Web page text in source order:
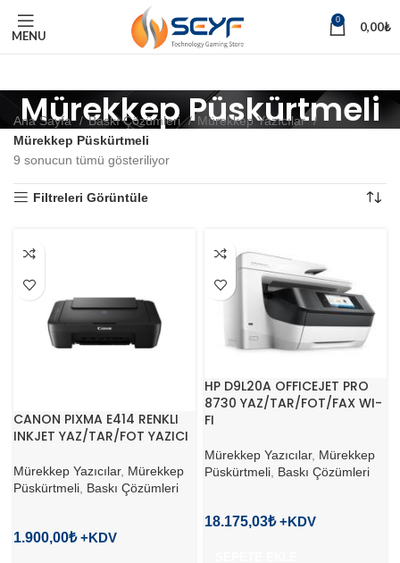
MENU
0 0,00₺
Mürekkep Püskürtmeli
Ana Sayfa Baskı Çözümleri
Mürekkep Yazıcılar
Mürekkep Püskürtmeli
9 sonucun tümü gösteriliyor
Filtreleri Görüntüle
CANON PIXMA E414 RENKLI
INKJET YAZ/TAR/FOT YAZICI
Mürekkep Yazıcılar, Mürekkep
Püskürtmeli Baskı Çözümleri
1.900,00₺
HP D9L20A OFFICEJET PRO
8730 YAZ/TAR/FOT/FAX WI-
FI
Mürekkep Yazıcılar, Mürekkep
Püskürtmeli Baskı Çözümleri
18.175,03₺